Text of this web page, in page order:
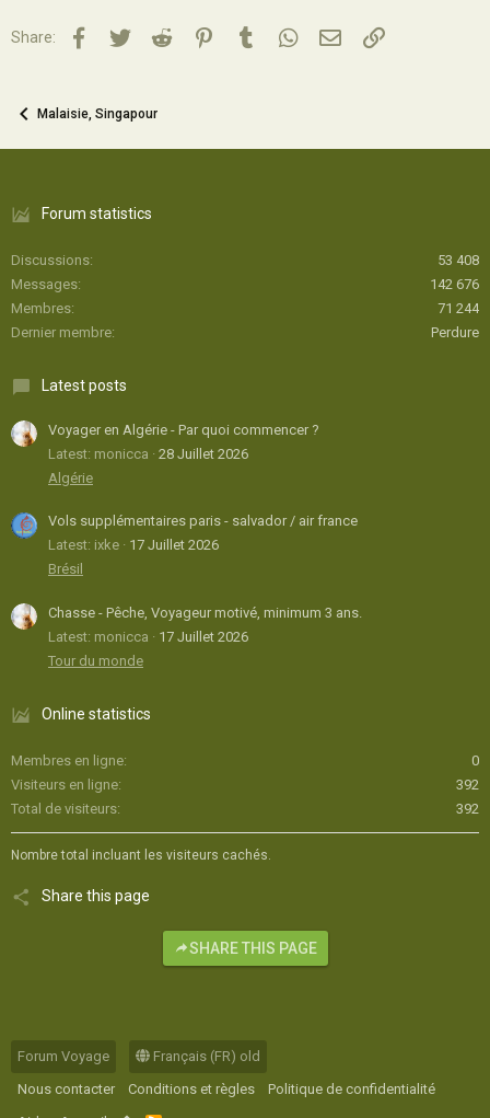
Share: Facebook
TwitterReddit PinterestTumblrWhatsApp
Email Lien
Malaisie, Singapour
Forum statistics
Discussions
53 408
Messages
142 676
Membres
71 244
Dernier membre
Perdure
Latest posts
Voyager en Algérie - Par quoi commencer ?
Latest: monicca
28 Juillet 2026
Algérie
Vols supplémentaires paris - salvador / air france
Latest: ixke
17 Juillet 2026
Brésil
Chasse - Pêche, Voyageur motivé, minimum 3 ans.
Latest: monicca
17 Juillet 2026
Tour du monde
Online statistics
Membres en ligne
0
Visiteurs en ligne
392
Total de visiteurs
392
Nombre total incluant les visiteurs cachés.
Share this page
SHARE THIS PAGE
Forum Voyage
Français (FR) old
Nous contacter
Conditions et règles
Politique de confidentialité